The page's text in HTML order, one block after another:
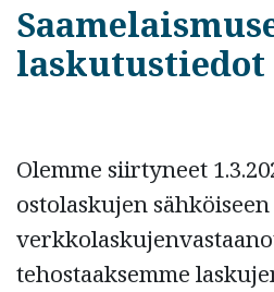
laskutustiedot
Olemme siirtyneet
ostolaskujen
tehostaaksemme